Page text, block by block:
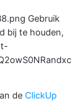
Gebruik
bij te houden,
de ClickUp